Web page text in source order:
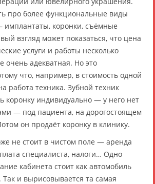
про более функциональные виды
имплантаты, коронки, съёмные
взгляд может показаться, что цена
услуги и работы несколько
очень адекватная. Но это
что, например, в стоимость одной
работа техника. Зубной техник
коронку индивидуально — у него нет
— под пациента, на дорогостоящем
он продаёт коронку в клинику.
не стоит в чистом поле — аренда
специалиста, налоги… Одно
кабинета стоит как автомобиль
Так и вырисовывается та самая